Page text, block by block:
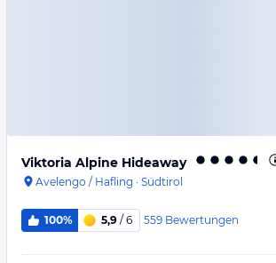
Viktoria Alpine Hideaway
Avelengo / Hafling · Südtirol
100% 5,9 / 6 559 Bewertungen